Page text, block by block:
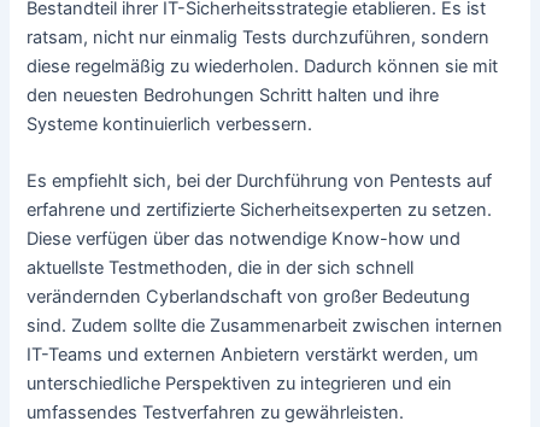
Bestandteil ihrer IT-Sicherheitsstrategie etablieren. Es ist
ratsam, nicht nur einmalig Tests durchzuführen, sondern
diese regelmäßig zu wiederholen. Dadurch können sie mit
den neuesten Bedrohungen Schritt halten und ihre
Systeme kontinuierlich verbessern.
Es empfiehlt sich, bei der Durchführung von Pentests auf
erfahrene und zertifizierte Sicherheitsexperten zu setzen.
Diese verfügen über das notwendige Know-how und
aktuellste Testmethoden, die in der sich schnell
verändernden Cyberlandschaft von großer Bedeutung
sind. Zudem sollte die Zusammenarbeit zwischen internen
IT-Teams und externen Anbietern verstärkt werden, um
unterschiedliche Perspektiven zu integrieren und ein
umfassendes Testverfahren zu gewährleisten.